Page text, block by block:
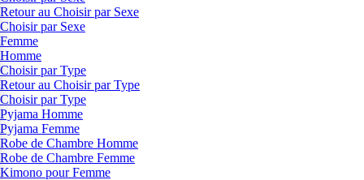
Retour au Choisir par Sexe
Choisir par Sexe
Femme
Homme
Choisir par Type
Retour au Choisir par Type
Choisir par Type
Pyjama Homme
Pyjama Femme
Robe de Chambre Homme
Robe de Chambre Femme
Kimono pour Femme